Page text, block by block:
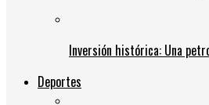
Inversión histórica: Una
Deportes